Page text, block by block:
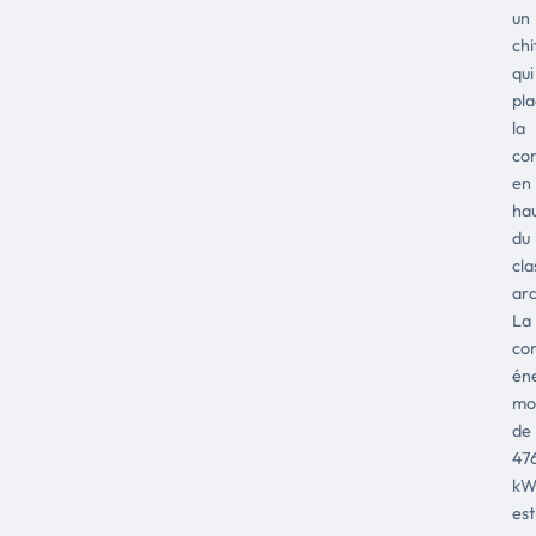
un
qui
la
en
du
La
de
est